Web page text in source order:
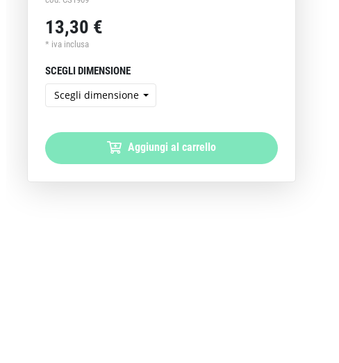
13,30 €
* iva inclusa
SCEGLI DIMENSIONE
Scegli dimensione
Aggiungi al carrello